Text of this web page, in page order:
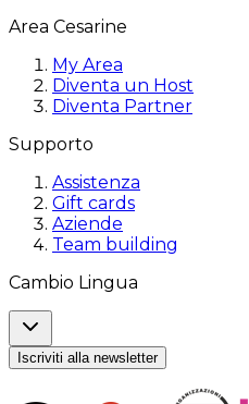
Area Cesarine
My Area
Diventa un Host
Diventa Partner
Supporto
Assistenza
Gift cards
Aziende
Team building
Cambio Lingua
Iscriviti alla newsletter